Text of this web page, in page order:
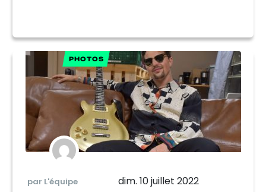
PHOTOS
par L'équipe dim. 10 juillet 2022